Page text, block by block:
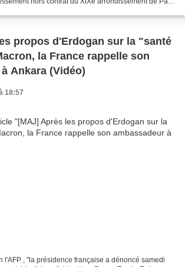
propos d'Erdogan sur la "santé
la France rappelle son
Ankara (Vidéo)
18:57
l'AFP , "la présidence française a dénoncé samedi